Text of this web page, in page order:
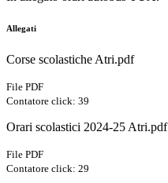
Allegati
Corse scolastiche Atri.pdf
File PDF
Contatore click: 39
Orari scolastici 2024-25 Atri.pdf
File PDF
Contatore click: 29